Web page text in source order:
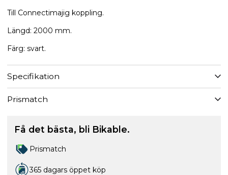
Till Connectimajig koppling.
Längd: 2000 mm.
Färg: svart.
Specifikation
Prismatch
Få det bästa, bli Bikable.
Prismatch
365 dagars öppet köp